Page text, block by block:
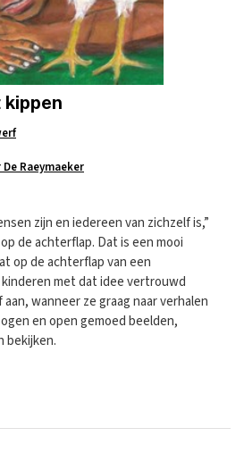
kippen
Raeymaeker
zijn en iedereen van zichzelf is,”
de achterflap. Dat is een mooi
op de achterflap van een
met dat idee vertrouwd
wanneer ze graag naar verhalen
en open gemoed beelden,
bekijken.